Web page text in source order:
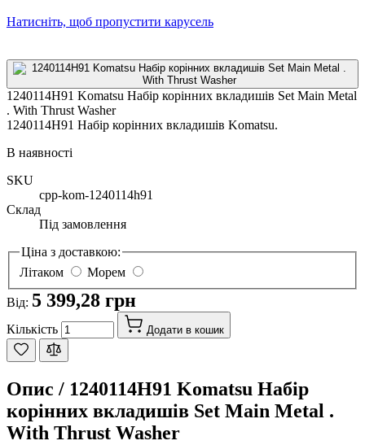
Натисніть, щоб пропустити карусель
1240114H91 Komatsu Набір корінних вкладишів Set Main Metal
. With Thrust Washer
1240114H91 Набір корінних вкладишів Komatsu.
В наявності
SKU
cpp-kom-1240114h91
Склад
Під замовлення
Ціна з доставкою:
Літаком
Морем
Від: 5 399,28 грн
Кількість Додати в кошик
Опис / 1240114H91 Komatsu Набір
корінних вкладишів Set Main Metal .
With Thrust Washer